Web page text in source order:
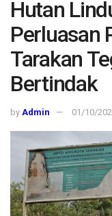
Hutan
Perluasan
Tarakan
Bertindak
by Admin 01/10/